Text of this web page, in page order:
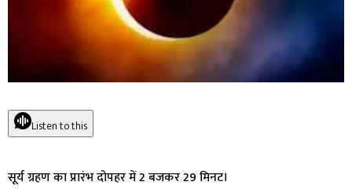
Listen to this
सूर्य ग्रहण का प्रारंभ दोपहर में 2 बजकर 29 मिनट।